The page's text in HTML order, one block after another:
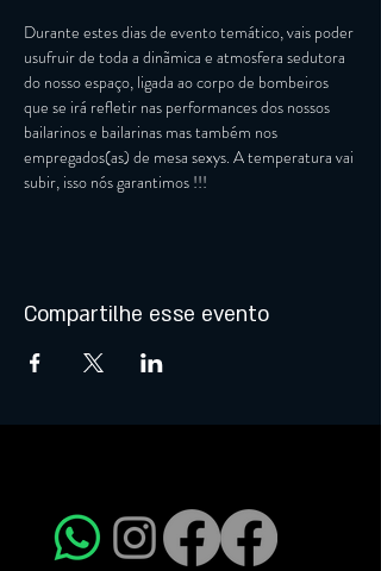
Durante estes dias de evento temático, vais poder
usufruir de toda a dinãmica e atmosfera sedutora
do nosso espaço, ligada ao corpo de bombeiros
que se irá refletir nas performances dos nossos
bailarinos e bailarinas mas também nos
empregados(as) de mesa sexys. A temperatura vai
subir, isso nós garantimos !!!
Compartilhe esse evento